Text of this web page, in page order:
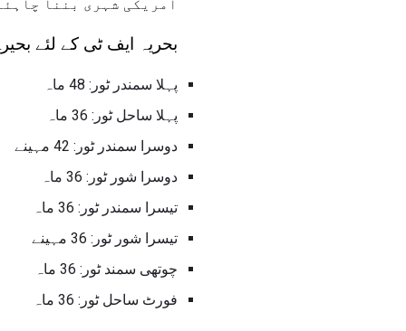
امریکی شہری بننا
بحریہ ایف ٹی کے لئے
پہلا سمندر ٹور: 48 ماہ
پہلا ساحل ٹور: 36 ماہ
دوسرا سمندر ٹور: 42 مہینے
دوسرا شور ٹور: 36 ماہ
تیسرا سمندر ٹور: 36 ماہ
تیسرا شور ٹور: 36 مہینے
چوتھی سمند ٹور: 36 ماہ
فورٹ ساحل ٹور: 36 ماہ